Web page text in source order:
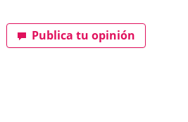
Publica tu opinión